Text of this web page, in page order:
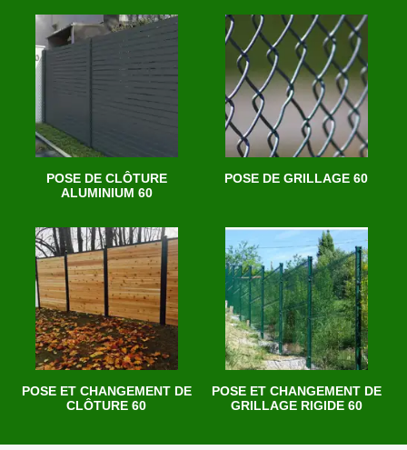
POSE DE CLÔTURE
ALUMINIUM 60
POSE DE GRILLAGE 60
POSE ET CHANGEMENT DE
CLÔTURE 60
POSE ET CHANGEMENT DE
GRILLAGE RIGIDE 60